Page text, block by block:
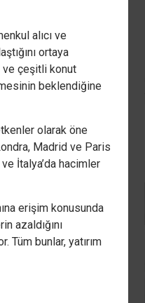
alıcı ve
ortaya
ve çeşitli konut
beklendiğine
olarak öne
Madrid ve Paris
İtalya’da hacimler
erişim konusunda
azaldığını
Tüm bunlar, yatırım